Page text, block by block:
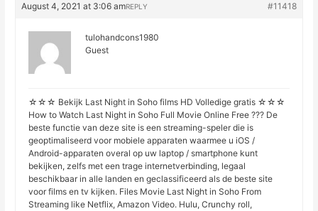
August 4, 2021 at 3:06 am #11418
REPLY
tulohandcons1980
Guest
☆☆☆ Bekijk Last Night in Soho films HD Volledige gratis ☆☆☆
How to Watch Last Night in Soho Full Movie Online Free ??? De
beste functie van deze site is een streaming-speler die is
geoptimaliseerd voor mobiele apparaten waarmee u iOS /
Android-apparaten overal op uw laptop / smartphone kunt
bekijken, zelfs met een trage internetverbinding, legaal
beschikbaar in alle landen en geclassificeerd als de beste site
voor films en tv kijken. Files Movie Last Night in Soho From
Streaming like Netflix, Amazon Video. Hulu, Crunchy roll,